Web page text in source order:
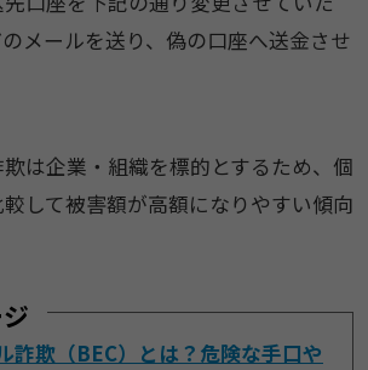
メールを送り、偽の口座へ送金させ
は企業・組織を標的とするため、個
して被害額が高額になりやすい傾向
詐欺（BEC）とは？危険な手口や